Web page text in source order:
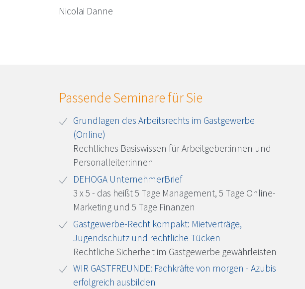
Nicolai Danne
Passende Seminare für Sie
Grundlagen des Arbeitsrechts im Gastgewerbe
(Online)
Rechtliches Basiswissen für Arbeitgeber:innen und
Personalleiter:innen
DEHOGAUnternehmerBrief
3 x 5 - das heißt 5 Tage Management, 5 Tage Online-
Marketing und 5 Tage Finanzen
Gastgewerbe-Recht kompakt: Mietverträge,
Jugendschutz und rechtliche Tücken
Rechtliche Sicherheit im Gastgewerbe gewährleisten
WIR GASTFREUNDE: Fachkräfte von morgen - Azubis
erfolgreich ausbilden